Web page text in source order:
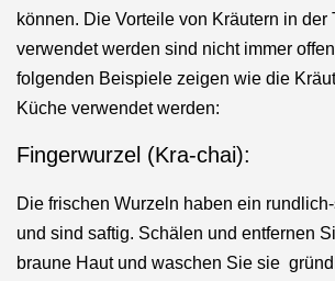
können. Die Vorteile von Kräutern in der
verwendet werden sind nicht immer
folgenden Beispiele zeigen wie die
Küche verwendet werden:
Fingerwurzel (Kra-chai):
Die frischen Wurzeln haben ein
und sind saftig. Schälen und entfernen
braune Haut und waschen Sie sie